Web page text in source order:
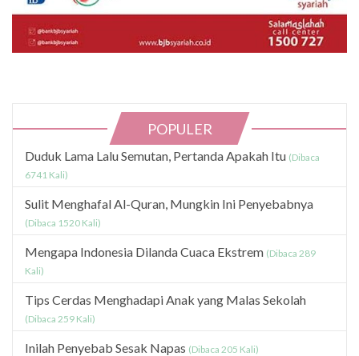
POPULER
Duduk Lama Lalu Semutan, Pertanda Apakah Itu (Dibaca
6741 Kali)
Sulit Menghafal Al-Quran, Mungkin Ini Penyebabnya
(Dibaca 1520 Kali)
Mengapa Indonesia Dilanda Cuaca Ekstrem (Dibaca 289
Kali)
Tips Cerdas Menghadapi Anak yang Malas Sekolah
(Dibaca 259 Kali)
Inilah Penyebab Sesak Napas (Dibaca 205 Kali)